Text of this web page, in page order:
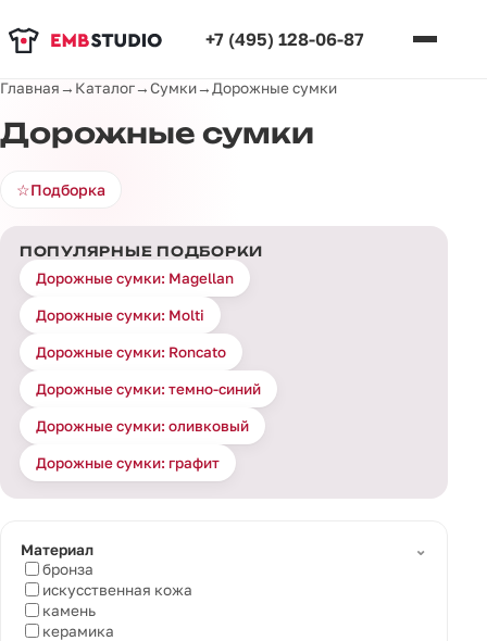
+7 (495) 128-06-87
Главная→ Каталог→Сумки→ Дорожные сумки
Дорожные сумки
☆Подборка
ПОПУЛЯРНЫЕ ПОДБОРКИ
Дорожные сумки: Magellan
Дорожные сумки: Molti
Дорожные сумки: Roncato
Дорожные сумки: темно-синий
Дорожные сумки: оливковый
Дорожные сумки: графит
Материал
⌄
бронза
искусственная кожа
камень
керамика